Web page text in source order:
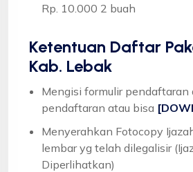
Rp. 10.000 2 buah
Ketentuan Daftar
Kab. Lebak
Mengisi formulir pendaftaran
pendaftaran atau bisa
Menyerahkan Fotocopy
lembar yg telah dilegalisir
Diperlihatkan)